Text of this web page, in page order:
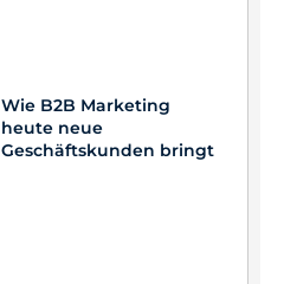
Wie B2B Marketing
heute neue
Geschäftskunden bringt